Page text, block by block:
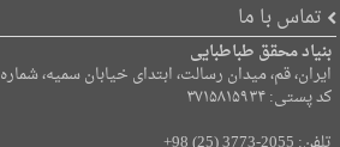
تماس با ما
بنیاد محقق طباطبایی
ایران، قم، میدان رسالت، ابتدای خیابان سمیه، شماره ۱۵.
کد پستی: ۳۷۱۵۸۱۵۹۳۴